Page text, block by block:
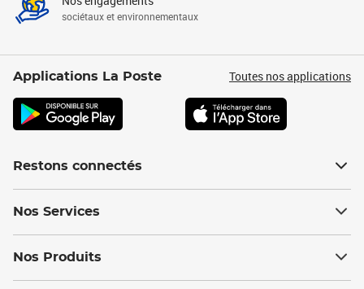
sociétaux et environnementaux
Applications La Poste Toutes nos applications
Restons connectés
Nos Services
Nos Produits